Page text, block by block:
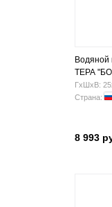
Водяной
ТЕРА
500х600
ГхШхВ:
Страна:
8 993